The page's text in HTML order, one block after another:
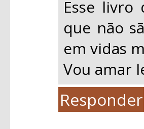
Esse livro
que não
em vidas
Vou amar
Responder